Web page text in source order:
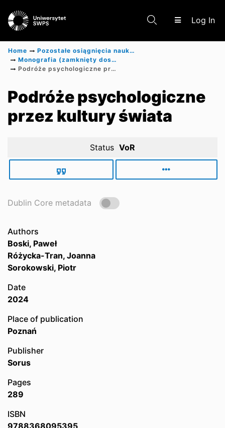
Log In
Communities & Collections
Scientific research results
Home
Pozostałe osiągnięcia naukowe
Monografia (zamknięty dostęp)
Podróże psychologiczne przez kultury świata
Podróże psychologiczne
przez kultury świata
Status VoR
Dublin Core metadata
Authors
Boski, Paweł
Różycka-Tran, Joanna
Sorokowski, Piotr
Date
2024
Place of publication
Poznań
Publisher
Sorus
Pages
289
ISBN
9788368095395